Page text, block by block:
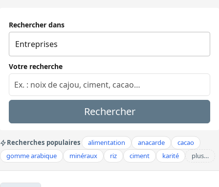
Rechercher dans
Votre recherche
Rechercher
Recherches populaires alimentation anacarde
cacao
gomme arabique
minéraux riz ciment karité plus…